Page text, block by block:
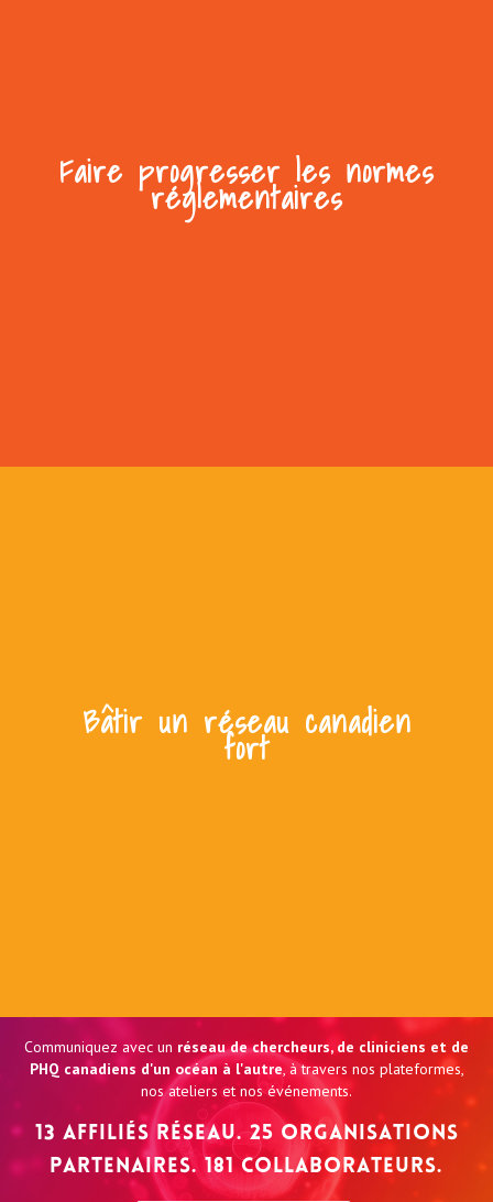
Faire progresser les normes
réglementaires
Bâtir un réseau canadien
fort
Communiquez avec un réseau de chercheurs, de cliniciens et de
PHQ canadiens d'un océan à l'autre, à travers nos plateformes,
nos ateliers et nos événements.
13 affiliés réseau. 25 organisations
partenaires. 181 collaborateurs.